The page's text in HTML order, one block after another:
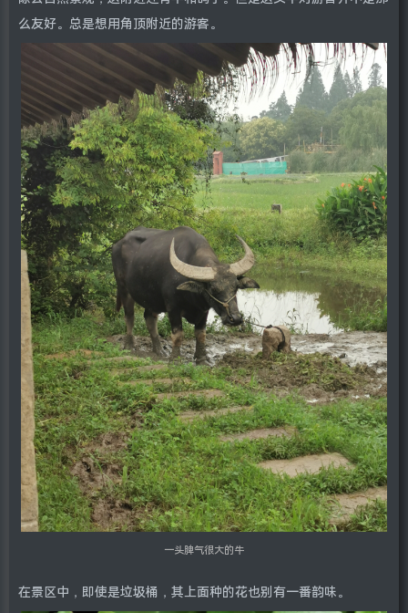
么友好。总是想用角顶附近的游客。
一头脾气很大的牛
在景区中，即使是垃圾桶，其上面种的花也别有一番韵味。